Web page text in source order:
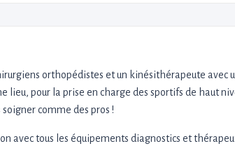
orthopédistes et un kinésithérapeute avec
pour la prise en charge des sportifs de haut
comme des pros !
avec tous les équipements diagnostics et